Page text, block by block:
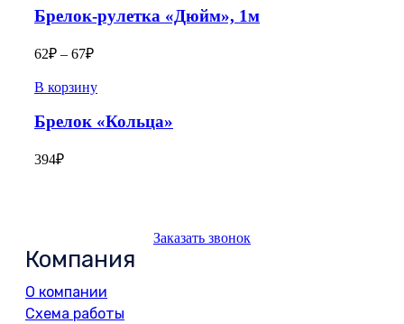
Брелок-рулетка «Дюйм», 1м
62₽ – 67₽
В корзину
Брелок «Кольца»
394₽
Заказать звонок
Компания
О компании
Схема работы